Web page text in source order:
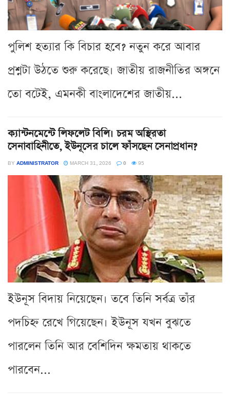
পুলিশ হত্যার কি বিচার হবে? নতুন করে আবার
প্রশ্নটা উঠতে শুরু করেছে। জাতীয় রাজনীতির অঙ্গনে
তো বটেই, এমনকী বাংলাদেশের জাতীয়...
ক্যান্টনমেন্টে লিফলেট বিলি। চরম অস্থিরতা
সেনাবাহিনীতে, ইউনূসের চালে ফাঁসছেন সেনাপ্রধান?
BY ADMINISTRATOR MARCH 31, 2026 0 95
ইউনূস বিদায় নিয়েছেন। তবে তিনি সর্বত্র তাঁর
পদচিহ্ন রেখে গিয়েছেন। ইউনূস যখন বুঝতে
পারলেন তিনি আর বেশিদিন ক্ষমতায় থাকতে
পারবেন...